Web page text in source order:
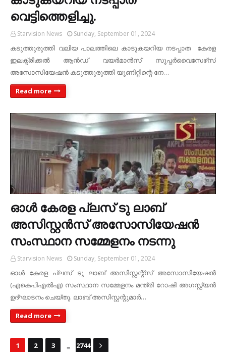
വെട്ടിത്തെളിച്ചു.
Starvision News Sunday, September 01, 2024
കടുത്തുരുത്തി വലിയ പാലത്തിലെ കാടുകയറിയ നടപ്പാത കേരള
ഇലക്ട്രിക്കല്‍ ആന്‍ഡ് വയര്‍മാന്‍സ് സൂപ്പര്‍വൈസേഴ്‌സ്
അസോസിയേഷന്‍ കടുത്തുരുത്തി യൂണിറ്റിന്റെ നേ…
Read more
ഓള്‍ കേരള പ്ലസ് ടു ലാബ്
അസിസ്റ്റന്‍സ് അസോസിയേഷന്‍
സംസ്ഥാന സമ്മേളനം നടന്നു
Starvision News Sunday, September 01, 2024
ഓള്‍ കേരള പ്ലസ് ടു ലാബ് അസിസ്റ്റന്റ്‌സ് അസോസിയേഷന്‍
(എകെപിഎല്‍എ) സംസ്ഥാന സമ്മേളനം മന്ത്രി റോഷി അഗസ്റ്റ്യന്‍
ഉദ്ഘാടനം ചെയ്തു. ലാബ് അസിസ്റ്റന്റുമാര്‍…
Read more
1 2 3 ... 2744